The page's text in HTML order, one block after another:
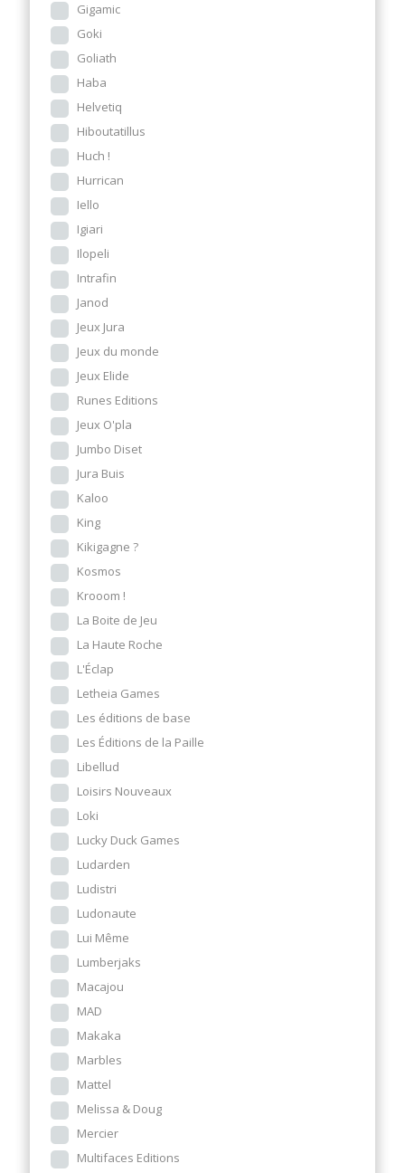
Gigamic
Goki
Goliath
Haba
Helvetiq
Hiboutatillus
Huch !
Hurrican
Iello
Igiari
Ilopeli
Intrafin
Janod
Jeux Jura
Jeux du monde
Jeux Elide
Runes Editions
Jeux O'pla
Jumbo Diset
Jura Buis
Kaloo
King
Kikigagne ?
Kosmos
Krooom !
La Boite de Jeu
La Haute Roche
L'Éclap
Letheia Games
Les éditions de base
Les Éditions de la Paille
Libellud
Loisirs Nouveaux
Loki
Lucky Duck Games
Ludarden
Ludistri
Ludonaute
Lui Même
Lumberjaks
Macajou
MAD
Makaka
Marbles
Mattel
Melissa & Doug
Mercier
Multifaces Editions